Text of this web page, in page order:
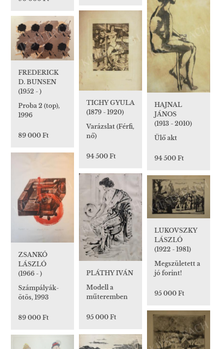
HAJNAL
JÁNOS
(1913 - 2010)
Ülő akt
94 500 Ft
TICHY GYULA
(1879 - 1920)
Varázslat (Férfi,
nő)
94 500 Ft
FREDERICK
D. BUNSEN
(1952 - )
Proba 2 (top),
1996
89 000 Ft
ZSANKÓ
LÁSZLÓ
(1966 - )
Számpályák-
ötös, 1993
89 000 Ft
PLÁTHY IVÁN
Modell a
műteremben
95 000 Ft
LUKOVSZKY
LÁSZLÓ
(1922 - 1981)
Megszületett a
jó forint!
95 000 Ft